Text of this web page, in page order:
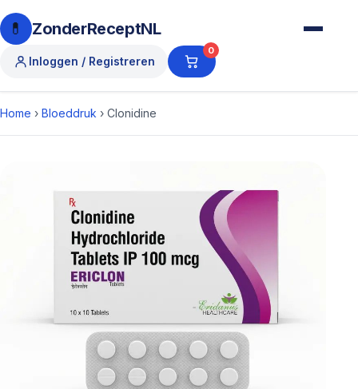
💊 ZonderReceptNL
Inloggen / Registreren
0
Home › Bloeddruk › Clonidine